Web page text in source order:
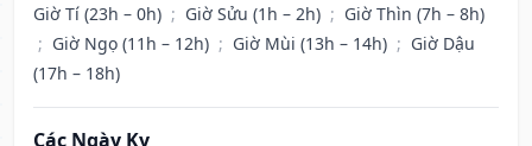
Giờ Tí (23h – 0h) ; Giờ Sửu (1h – 2h) ; Giờ Thìn (7h – 8h)
; Giờ Ngọ (11h – 12h) ; Giờ Mùi (13h – 14h) ; Giờ Dậu
(17h – 18h)
Các Ngày Kỵ